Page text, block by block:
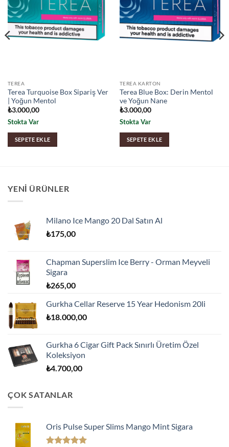
TEREA
Terea Turquoise Box Sipariş Ver
| Yoğun Mentol
₺3.000,00
Stokta Var
SEPETE EKLE
TEREA KARTON
Terea Blue Box: Derin Mentol
ve Yoğun Nane
₺3.000,00
Stokta Var
SEPETE EKLE
YENI ÜRÜNLER
Milano Ice Mango 20 Dal Satın Al
₺175,00
Chapman Superslim Ice Berry - Orman Meyveli
Sigara
₺265,00
Gurkha Cellar Reserve 15 Year Hedonism 20li
₺18.000,00
Gurkha 6 Cigar Gift Pack Sınırlı Üretim Özel
Koleksiyon
₺4.700,00
ÇOK SATANLAR
Oris Pulse Super Slims Mango Mint Sigara